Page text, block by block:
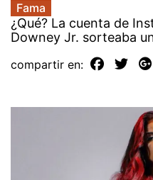
Fama
¿Qué? La cuenta de
Downey Jr. sorteaba
compartir en: